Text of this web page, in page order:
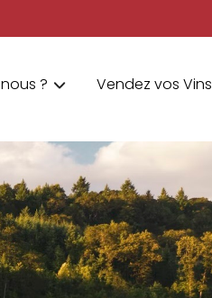
? Vendez vos Vins